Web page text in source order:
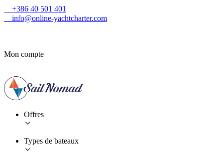
+386 40 501 401
info@online-yachtcharter.com
Mon compte
Offres
Types de bateaux